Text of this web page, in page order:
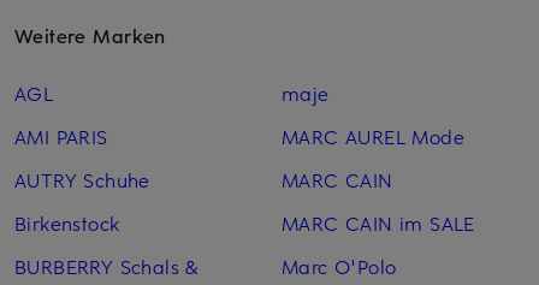
Weitere Marken
AGL
AMI PARIS
AUTRY Schuhe
Birkenstock
BURBERRY Schals &
maje
MARC AUREL Mode
MARC CAIN
MARC CAIN im SALE
Marc O'Polo